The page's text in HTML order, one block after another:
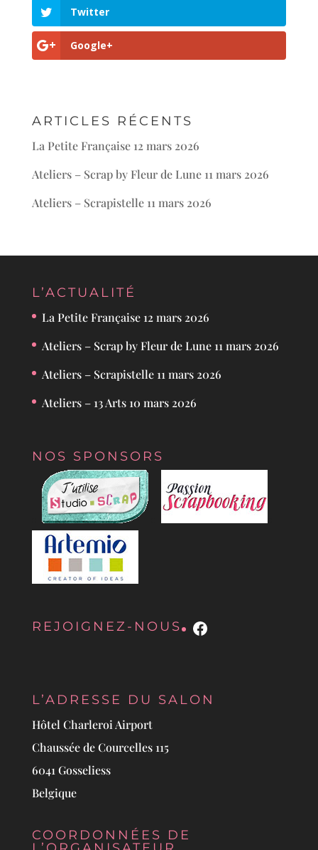
Twitter
Google+
ARTICLES RÉCENTS
La Petite Française 12 mars 2026
Ateliers – Scrap by Fleur de Lune 11 mars 2026
Ateliers – Scrapistelle 11 mars 2026
L’ACTUALITÉ
La Petite Française 12 mars 2026
Ateliers – Scrap by Fleur de Lune 11 mars 2026
Ateliers – Scrapistelle 11 mars 2026
Ateliers – 13 Arts 10 mars 2026
NOS SPONSORS
REJOIGNEZ-NOUS Facebook
L’ADRESSE DU SALON
Hôtel Charleroi Airport
Chaussée de Courcelles 115
6041 Gosseliess
Belgique
COORDONNÉES DE